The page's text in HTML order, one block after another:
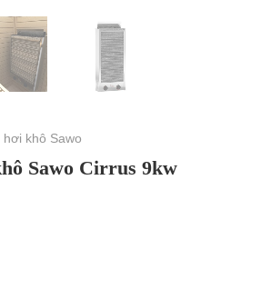
hơi khô Sawo
Sawo Cirrus 9kw